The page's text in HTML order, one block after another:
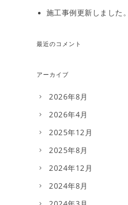
施工事例更新しました。
最近のコメント
アーカイブ
2026年8月
2026年4月
2025年12月
2025年8月
2024年12月
2024年8月